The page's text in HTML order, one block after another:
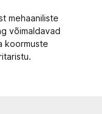
mehaaniliste
võimaldavad
koormuste